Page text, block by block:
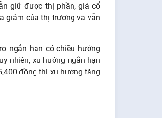
giữ được thị phần, giá cổ
giảm của thị trường và vẫn
ngắn hạn có chiều hướng
nhiên, xu hướng ngắn hạn
đồng thì xu hướng tăng